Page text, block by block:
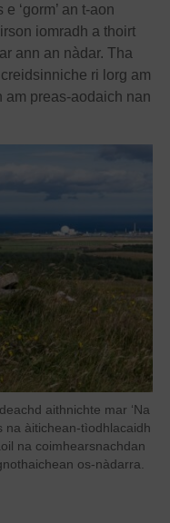
‘gorm’ an t-aon
iomradh a thoirt
ann an nàdar. Tha
ri lorg am
preas-aodaich nan
aithnichte mar ‘Na
na àitichean-tìodhlacaidh
na coimhearsnachdan
os-nàdarra.